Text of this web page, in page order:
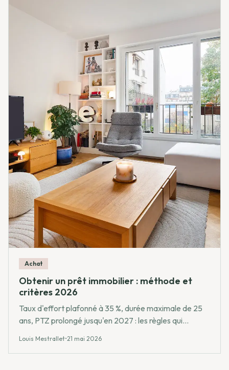
Achat
Obtenir un prêt immobilier : méthode et
critères 2026
Taux d'effort plafonné à 35 %, durée maximale de 25
ans, PTZ prolongé jusqu'en 2027 : les règles qui
Louis Mestrallet•21 mai 2026